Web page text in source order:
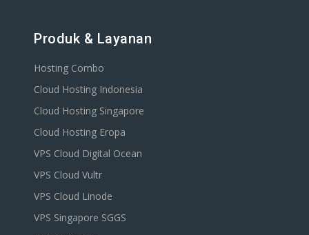
Produk & Layanan
Hosting Combo
Cloud Hosting Indonesia
Cloud Hosting Singapore
Cloud Hosting Eropa
VPS Cloud Digital Ocean
VPS Cloud Vultr
VPS Cloud Linode
VPS Singapore SGGS